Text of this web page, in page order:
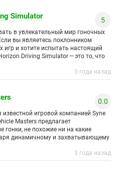
Simulator 5
в увлекательный мир гоночных
вы являетесь поклонником
игр и хотите испытать настоящий
Driving Simulator — это то, что
3 года назад
0.0
известной игровой компанией Syne
Masters предлагает
гонки, не похожие ни на какие
динамичному и захватывающему
3 года назад